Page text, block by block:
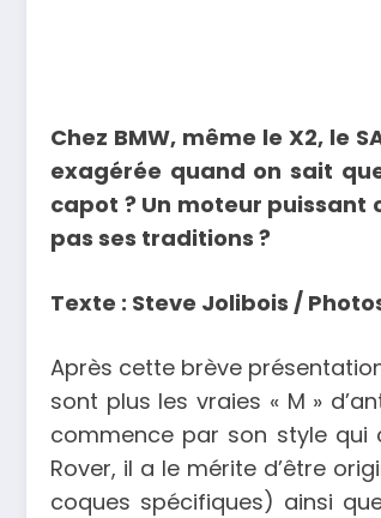
Chez BMW, même le X2, le
exagérée quand on sait
capot ? Un moteur puissant
pas ses traditions ?
Texte : Steve Jolibois /
Après cette brève
sont plus les vraies « M »
commence par son style qui
Rover, il a le mérite d’être
coques spécifiques) ainsi